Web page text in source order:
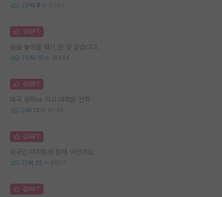
28 8 6794
김GPT
슬슬 놓아줄 때가 된 것 같습니다.
76 10 18454
김GPT
미국 유학vs 자교 대학원 진학
0 13 9735
김GPT
외국인 대학원생 원래 이런가요;
21 25 9867
김GPT